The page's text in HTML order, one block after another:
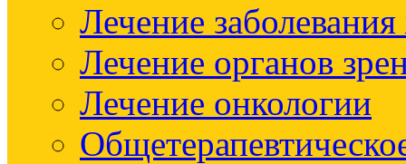
Лечение
Лечение органов
Лечение онкологии